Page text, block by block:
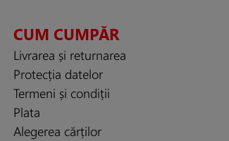
CUM CUMPĂR
Livrarea și returnarea
Protecția datelor
Termeni și condiții
Plata
Alegerea cărților